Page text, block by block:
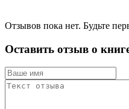
Отзывов пока нет. Будьте
Оставить отзыв о